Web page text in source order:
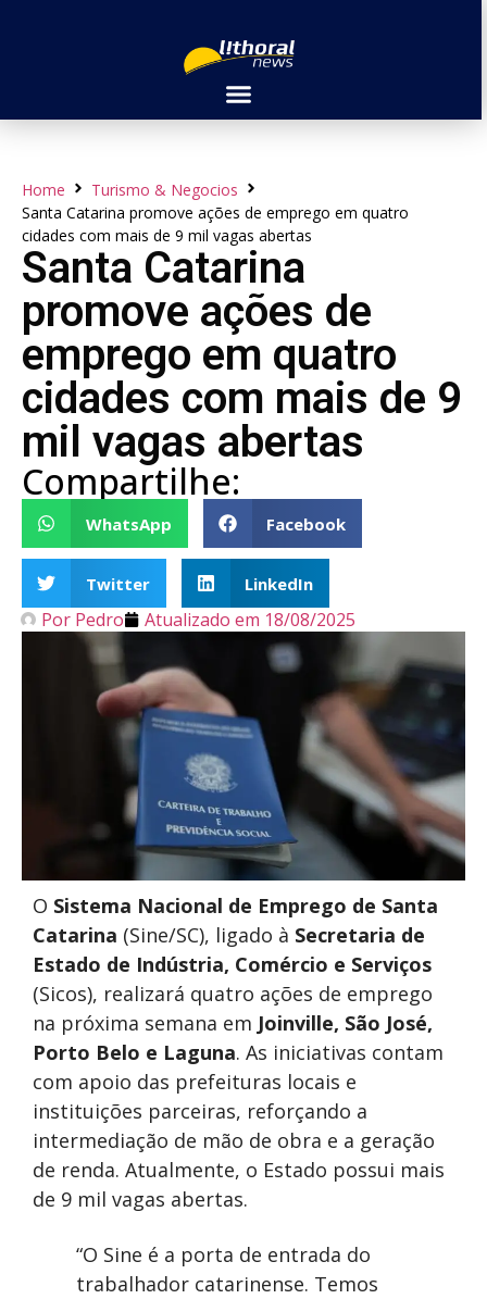
Home
Turismo & Negocios
Santa Catarina promove ações de emprego em quatro
cidades com mais de 9 mil vagas abertas
Santa Catarina
promove ações de
emprego em quatro
cidades com mais de 9
mil vagas abertas
Compartilhe:
WhatsApp Facebook
Twitter LinkedIn
Por Pedro Atualizado em 18/08/2025
O Sistema Nacional de Emprego de Santa
Catarina (Sine/SC), ligado à Secretaria de
Estado de Indústria, Comércio e Serviços
(Sicos), realizará quatro ações de emprego
na próxima semana em Joinville, São José,
Porto Belo e Laguna. As iniciativas contam
com apoio das prefeituras locais e
instituições parceiras, reforçando a
intermediação de mão de obra e a geração
de renda. Atualmente, o Estado possui mais
de 9 mil vagas abertas.
“O Sine é a porta de entrada do
trabalhador catarinense. Temos